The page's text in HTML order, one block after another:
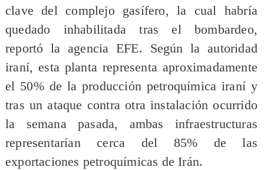
clave del complejo gasífero, la cual habría
quedado inhabilitada tras el bombardeo,
reportó la agencia EFE. Según la autoridad
iraní, esta planta representa aproximadamente
el 50% de la producción petroquímica iraní y
tras un ataque contra otra instalación ocurrido
la semana pasada, ambas infraestructuras
representarían cerca del 85% de las
exportaciones petroquímicas de Irán.